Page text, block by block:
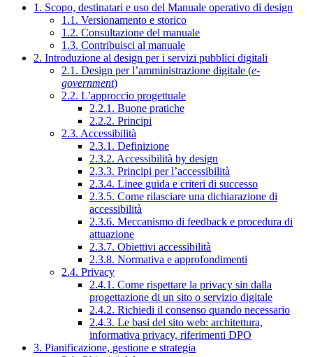
1. Scopo, destinatari e uso del Manuale operativo di design
1.1. Versionamento e storico
1.2. Consultazione del manuale
1.3. Contribuisci al manuale
2. Introduzione al design per i servizi pubblici digitali
2.1. Design per l’amministrazione digitale (e-
government)
2.2. L’approccio progettuale
2.2.1. Buone pratiche
2.2.2. Principi
2.3. Accessibilità
2.3.1. Definizione
2.3.2. Accessibilità by design
2.3.3. Principi per l’accessibilità
2.3.4. Linee guida e criteri di successo
2.3.5. Come rilasciare una dichiarazione di
accessibilità
2.3.6. Meccanismo di feedback e procedura di
attuazione
2.3.7. Obiettivi accessibilità
2.3.8. Normativa e approfondimenti
2.4. Privacy
2.4.1. Come rispettare la privacy sin dalla
progettazione di un sito o servizio digitale
2.4.2. Richiedi il consenso quando necessario
2.4.3. Le basi del sito web: architettura,
informativa privacy, riferimenti DPO
3. Pianificazione, gestione e strategia